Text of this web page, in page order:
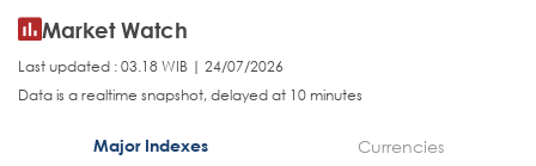
Market Watch
Last updated : 03.18 WIB | 24/07/2026
Data is a realtime snapshot, delayed at 10 minutes
Major Indexes Currencies